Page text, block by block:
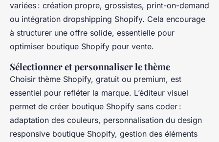
variées : création propre, grossistes, print-on-demand
ou intégration dropshipping Shopify. Cela encourage
à structurer une offre solide, essentielle pour
optimiser boutique Shopify pour vente.
Sélectionner et personnaliser le thème
Choisir thème Shopify, gratuit ou premium, est
essentiel pour refléter la marque. L’éditeur visuel
permet de créer boutique Shopify sans coder :
adaptation des couleurs, personnalisation du design
responsive boutique Shopify, gestion des éléments